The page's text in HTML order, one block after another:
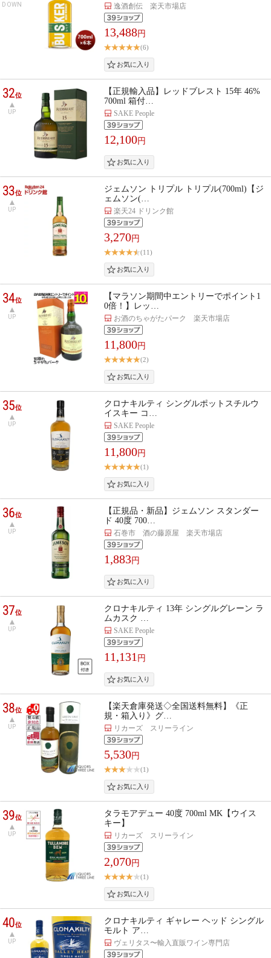
DOWN 逸酒創伝 楽天市場店
13,488円
(6)
32位
UP
【正規輸入品】レッドブレスト 15年 46%
700ml 箱付…
SAKE People
12,100円
33位
UP
ジェムソン トリプル トリプル(700ml)【ジ
ェムソン(…
楽天24 ドリンク館
3,270円
(11)
34位
UP
【マラソン期間中エントリーでポイント1
0倍！】レッ…
お酒のちゃがたパーク 楽天市場店
11,800円
(2)
35位
UP
クロナキルティ シングルポットスチルウ
イスキー コ…
SAKE People
11,800円
(1)
36位
UP
【正規品・新品】ジェムソン スタンダー
ド 40度 700…
石巻市 酒の藤原屋 楽天市場店
1,883円
37位
UP
クロナキルティ 13年 シングルグレーン ラ
ムカスク …
SAKE People
11,131 円
38位
UP
【楽天倉庫発送◇全国送料無料】《正
規・箱入り》グ…
リカーズ スリーライン
5,530円
(1)
39位
UP
タラモアデュー 40度 700ml MK【ウイス
キー】
リカーズ スリーライン
2,070円
(1)
40位
UP
クロナキルティ ギャレー ヘッド シングル
モルト ア…
ヴェリタス〜輸入直販ワイン専門店